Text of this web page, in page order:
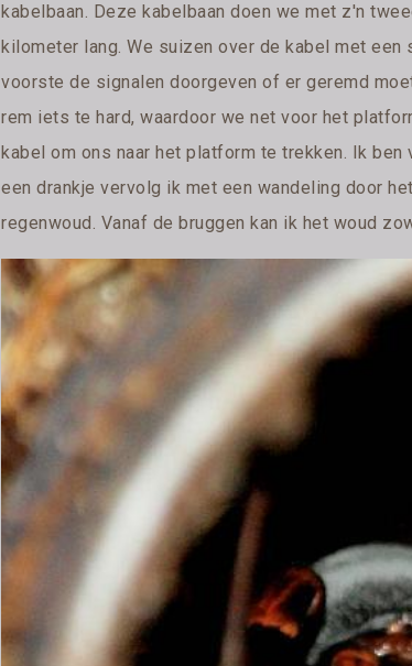
kabelbaan. Deze kabelbaan doen we met z'n
kilometer lang. We suizen over de kabel met
voorste de signalen doorgeven of er geremd
rem iets te hard, waardoor we net voor het
kabel om ons naar het platform te trekken. Ik
een drankje vervolg ik met een wandeling door
regenwoud. Vanaf de bruggen kan ik het woud